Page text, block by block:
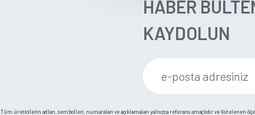
HABER
KAYDOLUN
Tüm üreticilerin adları, sembolleri, numaraları ve açıklamaları yalnızca referans amaçlıdır ve